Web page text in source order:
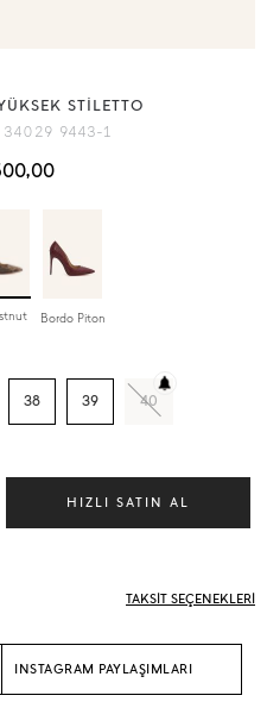
STİLETTO
34029 9443-1
Bordo Piton
38 39 40
TAKSİT SEÇENEKLERİ
INSTAGRAM PAYLAŞIMLARI